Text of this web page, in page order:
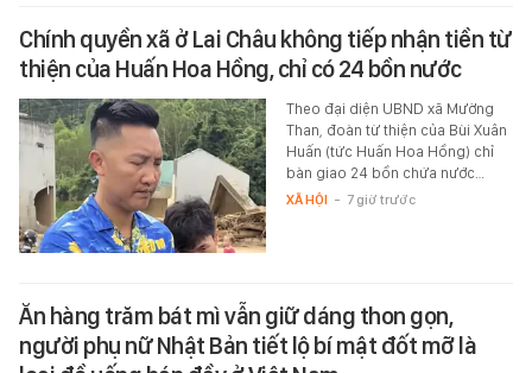
Chính quyền xã ở Lai Châu không tiếp nhận tiền từ
thiện của Huấn Hoa Hồng, chỉ có 24 bồn nước
Theo đại diện UBND xã Mường
Than, đoàn từ thiện của Bùi Xuân
Huấn (tức Huấn Hoa Hồng) chỉ
bàn giao 24 bồn chứa nước…
XÃ HỘI - 7 giờ trước
Ăn hàng trăm bát mì vẫn giữ dáng thon gọn,
người phụ nữ Nhật Bản tiết lộ bí mật đốt mỡ là